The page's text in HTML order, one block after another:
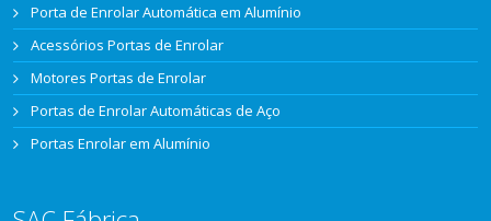
Porta de Enrolar Automática em Alumínio
Acessórios Portas de Enrolar
Motores Portas de Enrolar
Portas de Enrolar Automáticas de Aço
Portas Enrolar em Alumínio